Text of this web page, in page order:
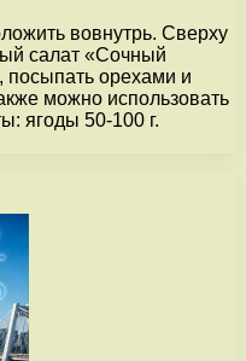
вовнутрь. Сверху
салат «Сочный
посыпать орехами и
можно использовать
ягоды 50-100 г.